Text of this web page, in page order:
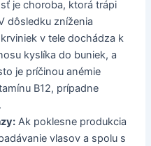
je choroba, ktorá trápi
dôsledku zníženia
v tele dochádza k
kyslíka do buniek, a
je príčinou anémie
B12, prípadne
Ak poklesne produkcia
vlasov a spolu s